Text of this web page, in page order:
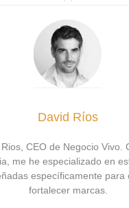
David Ríos
CEO de Negocio Vivo.
me he especializado en
específicamente para
fortalecer marcas.